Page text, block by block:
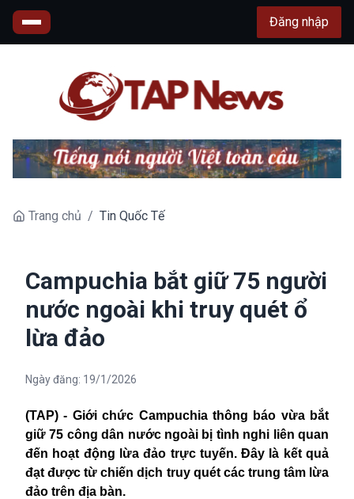
Đăng nhập
Trang chủ / Tin Quốc Tế
Campuchia bắt giữ 75 người
nước ngoài khi truy quét ổ
lừa đảo
Ngày đăng: 19/1/2026
(TAP) - Giới chức Campuchia thông báo vừa bắt
giữ 75 công dân nước ngoài bị tình nghi liên quan
đến hoạt động lừa đảo trực tuyến. Đây là kết quả
đạt được từ chiến dịch truy quét các trung tâm lừa
đảo trên địa bàn.